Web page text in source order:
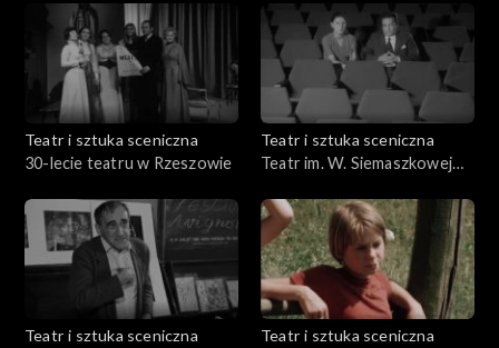
Teatr i sztuka sceniczna
30-lecie teatru w Rzeszowie
Teatr i sztuka sceniczna
Teatr im. W. Siemaszkowej
Teatr i sztuka sceniczna
Teatr i sztuka sceniczna